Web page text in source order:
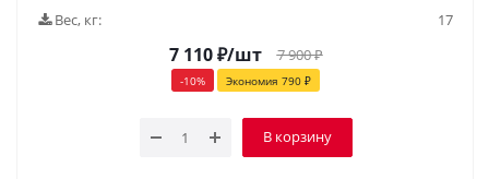
Вес, кг:
17
7 110₽/шт 7 900₽
-10% Экономия 790 ₽
В корзину